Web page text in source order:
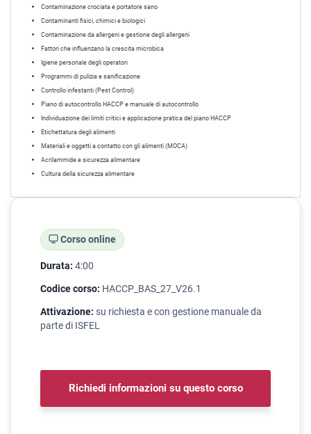
Contaminazione crociata e portatore sano
Contaminanti fisici, chimici e biologici
Contaminazione da allergeni e gestione degli allergeni
Fattori che influenzano la crescita microbica
Igiene personale degli operatori
Programmi di pulizia e sanificazione
Controllo infestanti (Pest Control)
Piano di autocontrollo HACCP e manuale di autocontrollo
Individuazione dei limiti critici e applicazione pratica del piano HACCP
Etichettatura degli alimenti
Materiali e oggetti a contatto con gli alimenti (MOCA)
Acrilammide e sicurezza alimentare
Cultura della sicurezza alimentare
Corso online
Durata: 4:00
Codice corso: HACCP_BAS_27_V26.1
Attivazione: su richiesta e con gestione manuale da
parte di ISFEL
Richiedi informazioni su questo corso